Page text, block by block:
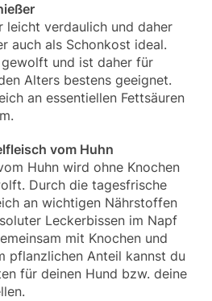
leicht verdaulich und daher
auch als Schonkost ideal.
und ist daher für
Alters bestens geeignet.
an essentiellen Fettsäuren
vom Huhn
Huhn wird ohne Knochen
Durch die tagesfrische
an wichtigen Nährstoffen
Leckerbissen im Napf
mit Knochen und
pflanzlichen Anteil kannst du
für deinen Hund bzw. deine